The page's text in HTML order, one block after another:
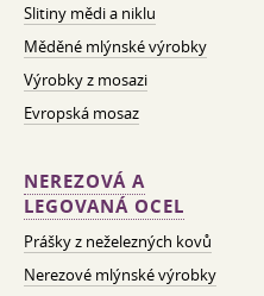
Slitiny mědi a niklu
Měděné mlýnské výrobky
Výrobky z mosazi
Evropská mosaz
NEREZOVÁ A
LEGOVANÁ OCEL
Prášky z neželezných kovů
Nerezové mlýnské výrobky